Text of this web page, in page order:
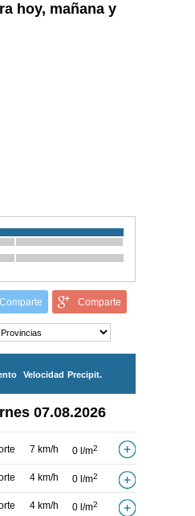
hoy, mañana y
Comparte Comparte
Velocidad Precipit.
07.08.2026
7 km/h 0 l/m2
4 km/h 0 l/m2
4 km/h 0 l/m2